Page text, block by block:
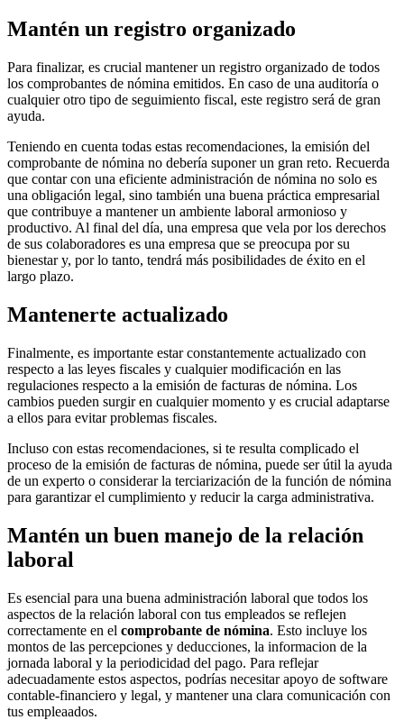
Mantén un registro organizado
Para finalizar, es crucial mantener un registro organizado de todos
los comprobantes de nómina emitidos. En caso de una auditoría o
cualquier otro tipo de seguimiento fiscal, este registro será de gran
ayuda.
Teniendo en cuenta todas estas recomendaciones, la emisión del
comprobante de nómina no debería suponer un gran reto. Recuerda
que contar con una eficiente administración de nómina no solo es
una obligación legal, sino también una buena práctica empresarial
que contribuye a mantener un ambiente laboral armonioso y
productivo. Al final del día, una empresa que vela por los derechos
de sus colaboradores es una empresa que se preocupa por su
bienestar y, por lo tanto, tendrá más posibilidades de éxito en el
largo plazo.
Mantenerte actualizado
Finalmente, es importante estar constantemente actualizado con
respecto a las leyes fiscales y cualquier modificación en las
regulaciones respecto a la emisión de facturas de nómina. Los
cambios pueden surgir en cualquier momento y es crucial adaptarse
a ellos para evitar problemas fiscales.
Incluso con estas recomendaciones, si te resulta complicado el
proceso de la emisión de facturas de nómina, puede ser útil la ayuda
de un experto o considerar la terciarización de la función de nómina
para garantizar el cumplimiento y reducir la carga administrativa.
Mantén un buen manejo de la relación
laboral
Es esencial para una buena administración laboral que todos los
aspectos de la relación laboral con tus empleados se reflejen
correctamente en el comprobante de nómina. Esto incluye los
montos de las percepciones y deducciones, la informacion de la
jornada laboral y la periodicidad del pago. Para reflejar
adecuadamente estos aspectos, podrías necesitar apoyo de software
contable-financiero y legal, y mantener una clara comunicación con
tus empleaados.